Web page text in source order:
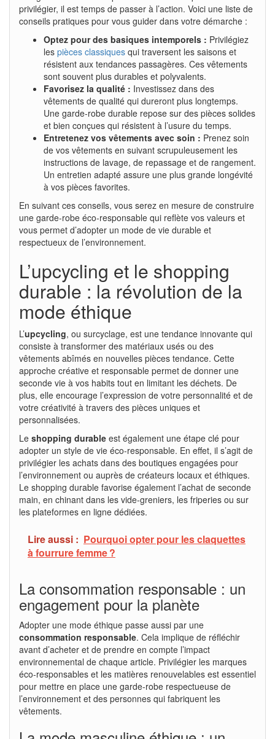
privilégier, il est temps de passer à l’action. Voici une liste de
conseils pratiques pour vous guider dans votre démarche :
Optez pour des basiques intemporels : Privilégiez
les pièces classiques qui traversent les saisons et
résistent aux tendances passagères. Ces vêtements
sont souvent plus durables et polyvalents.
Favorisez la qualité : Investissez dans des
vêtements de qualité qui dureront plus longtemps.
Une garde-robe durable repose sur des pièces solides
et bien conçues qui résistent à l’usure du temps.
Entretenez vos vêtements avec soin : Prenez soin
de vos vêtements en suivant scrupuleusement les
instructions de lavage, de repassage et de rangement.
Un entretien adapté assure une plus grande longévité
à vos pièces favorites.
En suivant ces conseils, vous serez en mesure de construire
une garde-robe éco-responsable qui reflète vos valeurs et
vous permet d’adopter un mode de vie durable et
respectueux de l’environnement.
L’upcycling et le shopping
durable : la révolution de la
mode éthique
L’upcycling, ou surcyclage, est une tendance innovante qui
consiste à transformer des matériaux usés ou des
vêtements abîmés en nouvelles pièces tendance. Cette
approche créative et responsable permet de donner une
seconde vie à vos habits tout en limitant les déchets. De
plus, elle encourage l’expression de votre personnalité et de
votre créativité à travers des pièces uniques et
personnalisées.
Le shopping durable est également une étape clé pour
adopter un style de vie éco-responsable. En effet, il s’agit de
privilégier les achats dans des boutiques engagées pour
l’environnement ou auprès de créateurs locaux et éthiques.
Le shopping durable favorise également l’achat de seconde
main, en chinant dans les vide-greniers, les friperies ou sur
les plateformes en ligne dédiées.
Lire aussi : Pourquoi opter pour les claquettes
à fourrure femme ?
La consommation responsable : un
engagement pour la planète
Adopter une mode éthique passe aussi par une
consommation responsable. Cela implique de réfléchir
avant d’acheter et de prendre en compte l’impact
environnemental de chaque article. Privilégier les marques
éco-responsables et les matières renouvelables est essentiel
pour mettre en place une garde-robe respectueuse de
l’environnement et des personnes qui fabriquent les
vêtements.